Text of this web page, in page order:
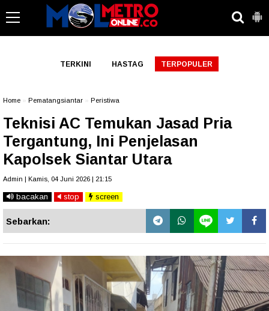
TERKINI HASTAG TERPOPULER
Home Pematangsiantar Peristiwa
Teknisi AC Temukan Jasad Pria
Tergantung, Ini Penjelasan
Kapolsek Siantar Utara
Admin | Kamis, 04 Juni 2026 | 21:15
bacakan stop screen
Sebarkan: